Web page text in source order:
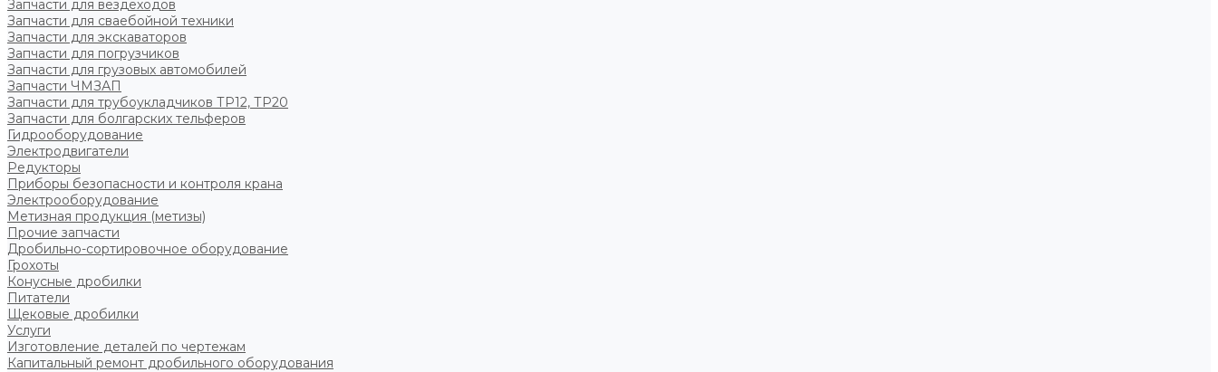
Запчасти для вездеходов
Запчасти для сваебойной техники
Запчасти для экскаваторов
Запчасти для погрузчиков
Запчасти для грузовых автомобилей
Запчасти ЧМЗАП
Запчасти для трубоукладчиков ТР12, ТР20
Запчасти для болгарских тельферов
Гидрооборудование
Электродвигатели
Редукторы
Приборы безопасности и контроля крана
Электрооборудование
Метизная продукция (метизы)
Прочие запчасти
Дробильно-сортировочное оборудование
Грохоты
Конусные дробилки
Питатели
Щековые дробилки
Услуги
Изготовление деталей по чертежам
Капитальный ремонт дробильного оборудования